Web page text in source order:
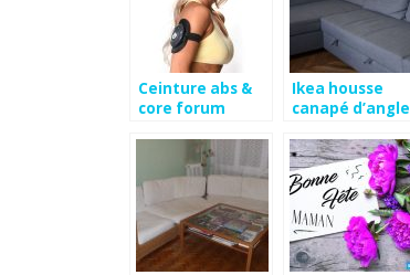
Ceinture abs &
core forum
Ikea housse
canapé d’angle